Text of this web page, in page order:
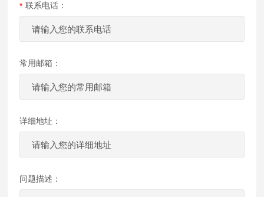
联系电话：
常用邮箱：
详细地址：
问题描述：